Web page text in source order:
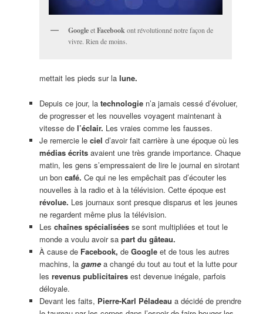
GoogleetFacebook ont révolutionné notre façon de
vivre. Rien de moins.
mettait les pieds sur la lune.
Depuis ce jour, la technologien’a jamais cessé d’évoluer,
de progresser et les nouvelles voyagent maintenant à
vitesse de l’éclair. Les vraies comme les fausses.
Je remercie le ciel d’avoir fait carrière à une époque où les
médias écritsavaient une très grande importance. Chaque
matin, les gens s’empressaient de lire le journal en sirotant
un bon café. Ce qui ne les empêchait pas d’écouter les
nouvelles à la radio et à la télévision. Cette époque est
révolue. Les journaux sont presque disparus et les jeunes
ne regardent même plus la télévision.
Les chaînes spécialiséesse sont multipliées et tout le
monde a voulu avoir sa part du gâteau.
À cause de Facebook, de Googleet de tous les autres
machins, la gamea changé du tout au tout et la lutte pour
les revenus publicitairesest devenue inégale, parfois
déloyale.
Devant les faits, Pierre-Karl Péladeau a décidé de prendre